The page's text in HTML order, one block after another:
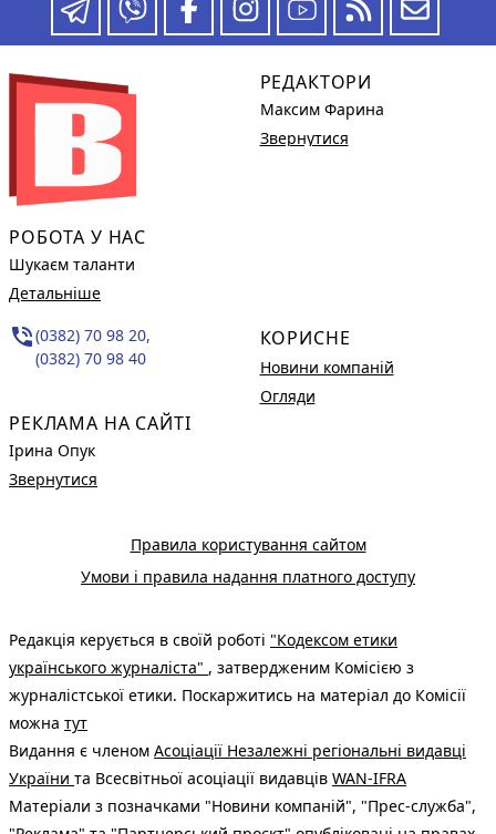
РОБОТА У НАС
Шукаєм таланти
Детальніше
phone_in_talk(0382) 70 98 20,
(0382) 70 98 40
РЕКЛАМА НА САЙТІ
Ірина Опук
Звернутися
РЕДАКТОРИ
Максим Фарина
Звернутися
КОРИСНЕ
Новини компаній
Огляди
Правила користування сайтом
Умови і правила надання платного доступу
Редакція керується в своїй роботі "Кодексом етики
українського журналіста" , затвердженим Комісією з
журналістської етики. Поскаржитись на матеріал до Комісії
можна тут
Видання є членом Асоціації Незалежні регіональні видавці
України та Всесвітньої асоціації видавців WAN-IFRA
Матеріали з позначками "Новини компаній", "Прес-служба",